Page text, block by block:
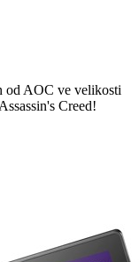
od AOC ve velikosti
Creed!